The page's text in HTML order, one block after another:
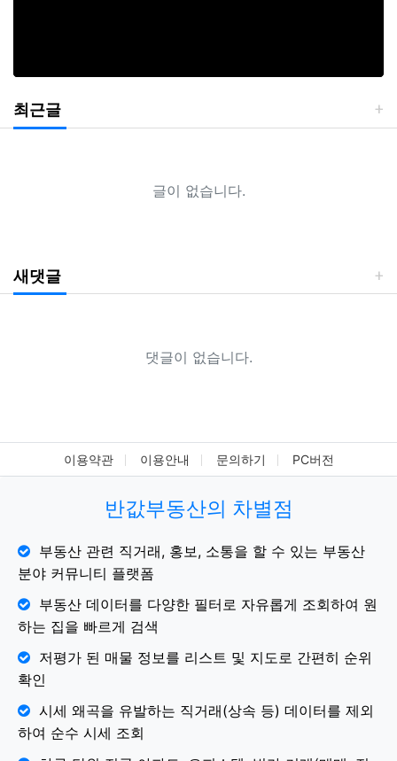
최근글
글이 없습니다.
새댓글
댓글이 없습니다.
이용약관 이용안내 문의하기 PC버전
반값부동산의 차별점
부동산 관련 직거래, 홍보, 소통을 할 수 있는 부동산
분야 커뮤니티 플랫폼
부동산 데이터를 다양한 필터로 자유롭게 조회하여 원
하는 집을 빠르게 검색
저평가 된 매물 정보를 리스트 및 지도로 간편히 순위
확인
시세 왜곡을 유발하는 직거래(상속 등) 데이터를 제외
하여 순수 시세 조회